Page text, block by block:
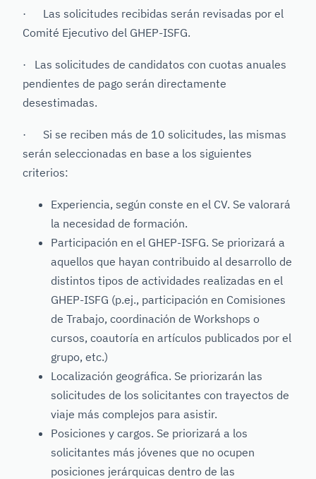
· Las solicitudes recibidas serán revisadas por el
Comité Ejecutivo del GHEP-ISFG.
· Las solicitudes de candidatos con cuotas anuales
pendientes de pago serán directamente
desestimadas.
· Si se reciben más de 10 solicitudes, las mismas
serán seleccionadas en base a los siguientes
criterios:
Experiencia, según conste en el CV. Se valorará
la necesidad de formación.
Participación en el GHEP-ISFG. Se priorizará a
aquellos que hayan contribuido al desarrollo de
distintos tipos de actividades realizadas en el
GHEP-ISFG (p.ej., participación en Comisiones
de Trabajo, coordinación de Workshops o
cursos, coautoría en artículos publicados por el
grupo, etc.)
Localización geográfica. Se priorizarán las
solicitudes de los solicitantes con trayectos de
viaje más complejos para asistir.
Posiciones y cargos. Se priorizará a los
solicitantes más jóvenes que no ocupen
posiciones jerárquicas dentro de las